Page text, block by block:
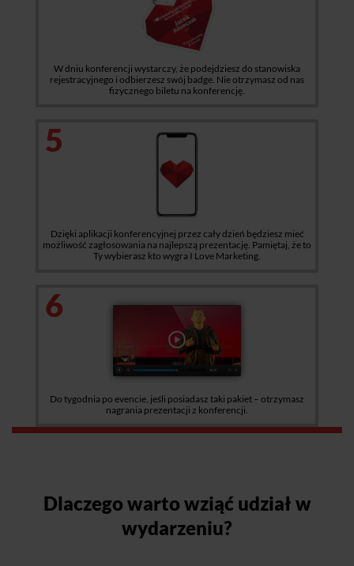
W dniu konferencji wystarczy, że podejdziesz do stanowiska
rejestracyjnego i odbierzesz swój badge. Nie otrzymasz od nas
fizycznego biletu na konferencję.
5
Dzięki aplikacji konferencyjnej przez cały dzień będziesz mieć
możliwość zagłosowania na najlepszą prezentację. Pamiętaj, że to
Ty wybierasz kto wygra I Love Marketing.
6
Do tygodnia po evencie, jeśli posiadasz taki pakiet – otrzymasz
nagrania prezentacji z konferencji.
Dlaczego warto wziąć udział w
wydarzeniu?